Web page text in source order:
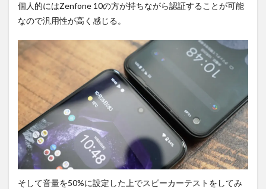
個人的にはZenfone 10の方が持ちながら認証することが可能
なので汎用性が高く感じる。
そして音量を50%に設定した上でスピーカーテストをしてみ